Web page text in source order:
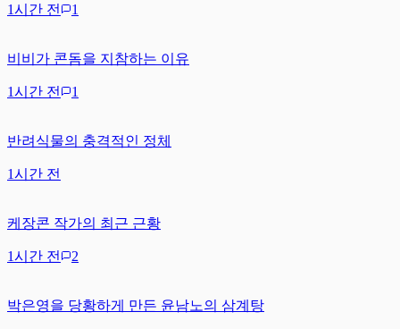
1시간 전 1
비비가 콘돔을 지참하는 이유
1시간 전 1
반려식물의 충격적인 정체
1시간 전
케장콘 작가의 최근 근황
1시간 전 2
박은영을 당황하게 만든 윤남노의 삼계탕